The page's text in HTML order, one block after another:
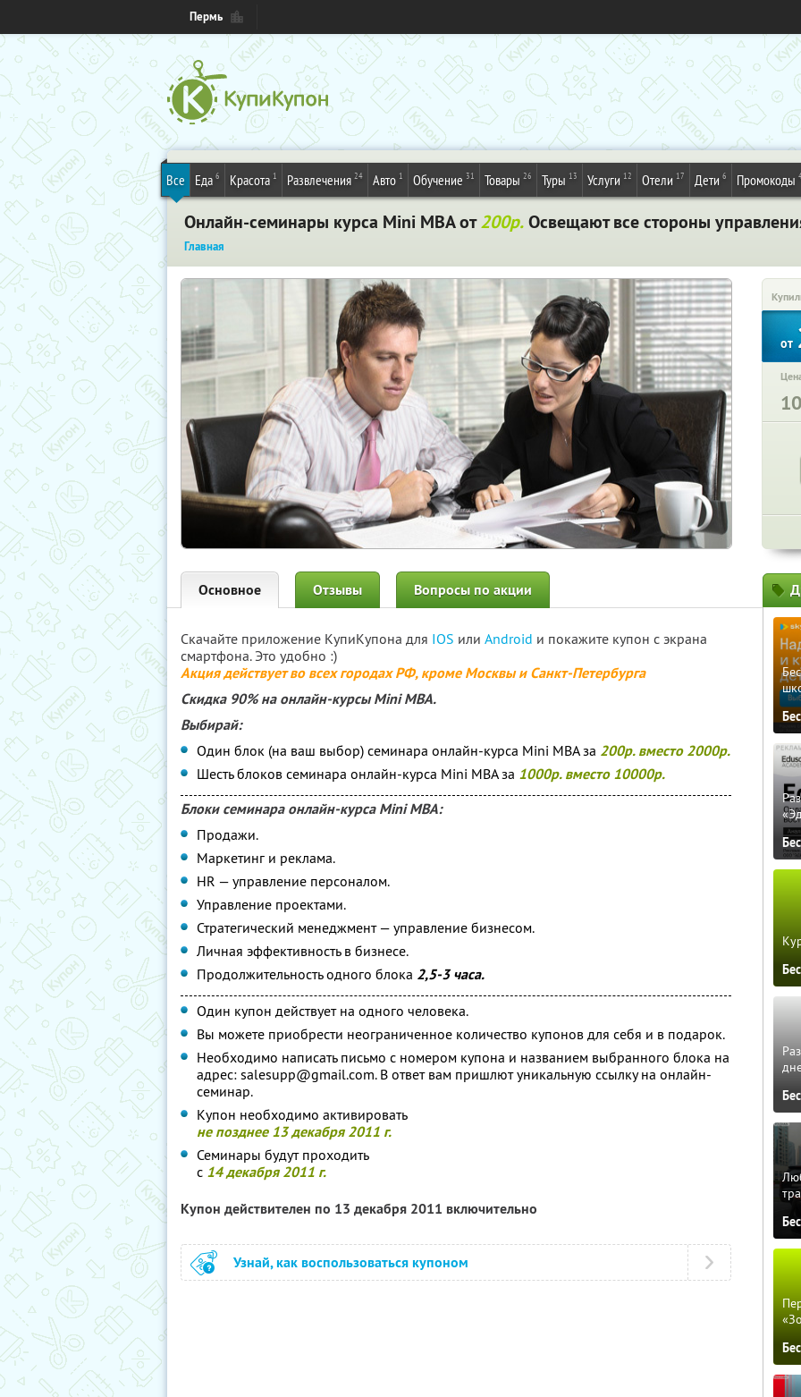
Пермь
Все Еда 6 Красота 1 Развлечения 24 Авто 1 Обучение 31 Товары 26 Туры 13 Услуги 12 Отели 17 Дети 6 Промокоды
Онлайн-семинары курса Mini MBA от200р.Освещают все стороны
Главная
от
Основное Отзывы Вопросы по акции
Скачайте приложение КупиКупона для IOS или Android и покажите купон с экрана
смартфона. Это удобно :)
Акция действует во всех городах РФ, кроме Москвы и Санкт-Петербурга
Скидка 90% на онлайн-курсы Mini MBA.
Выбирай:
Один блок (на ваш выбор) семинара онлайн-курса Mini MBA за 200р. вместо 2000р.
Шесть блоков семинара онлайн-курса Mini MBA за 1000р. вместо 10000р.
Блоки семинара онлайн-курса Mini MBA:
Продажи.
Маркетинг и реклама.
HR — управление персоналом.
Управление проектами.
Стратегический менеджмент — управление бизнесом.
Личная эффективность в бизнесе.
Продолжительность одного блока 2,5-3 часа.
Один купон действует на одного человека.
Вы можете приобрести неограниченное количество купонов для себя и в подарок.
Необходимо написать письмо с номером купона и названием выбранного блока на
адрес: salesupp@gmail.com. В ответ вам пришлют уникальную ссылку на онлайн-
семинар.
Купон необходимо активировать
не позднее 13 декабря 2011 г.
Семинары будут проходить
с 14 декабря 2011 г.
Купон действителен по 13 декабря 2011 включительно
Узнай, как воспользоваться купоном